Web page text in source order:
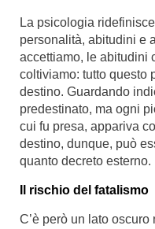
La psicologia
personalità, abitudini e
accettiamo, le abitudini
coltiviamo: tutto questo
destino. Guardando
predestinato, ma ogni
cui fu presa, appariva
destino, dunque, può
quanto decreto esterno.
Il rischio del fatalismo
C’è però un lato oscuro